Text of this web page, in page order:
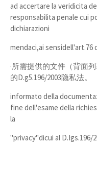
ad accertare la veridicita
responsabilita penale cui
dichiarazioni
mendaci,ai sensidell'art.76
·所需提供的文件（背面
的D.g5.196/2003隐私法。
informato della
fine dell'esame della
la
"privacy"dicui al D.Igs.196/